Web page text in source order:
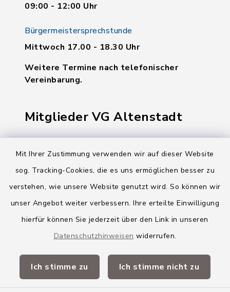
Mit Ihrer Zustimmung verwenden wir auf dieser Website
sog. Tracking-Cookies, die es uns ermöglichen besser zu
verstehen, wie unsere Website genutzt wird. So können wir
unser Angebot weiter verbessern. Ihre erteilte Einwilligung
hierfür können Sie jederzeit über den Link in unseren
Datenschutzhinweisen widerrufen.
Ich stimme zu Ich stimme nicht zu
09:00 - 12:00 Uhr
Bürgermeistersprechstunde
Mittwoch 17.00 - 18.30 Uhr
Weitere Termine nach telefonischer
Vereinbarung.
Mitglieder VG Altenstadt
Markt Altenstadt
Gemeinde Osterberg
VG Altenstadt
Landkreis Neu-Ulm